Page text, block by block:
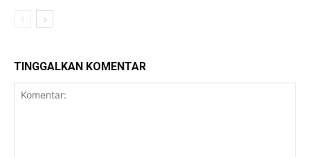
TINGGALKAN KOMENTAR